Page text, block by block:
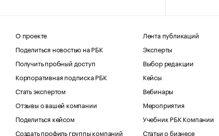
О проекте
Поделиться новостью на РБК
Получить пробный доступ
Корпоративная подписка РБК
Стать экспертом
Отзывы о вашей компании
Поделиться кейсом
Создать профиль группы компаний
Лента публикаций
Эксперты
Выбор редакции
Кейсы
Вебинары
Мероприятия
Учебник РБК Компании
Статьи о бизнесе